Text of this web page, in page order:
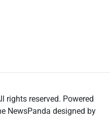
rights reserved. Powered
NewsPanda designed by